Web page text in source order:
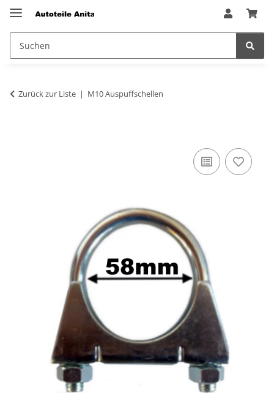
Zurück zur Liste M10 Auspuffschellen